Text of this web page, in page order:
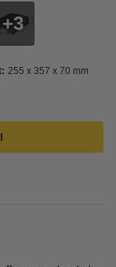
3
255 x 357 x 70 mm